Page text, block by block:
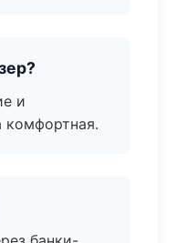
и
комфортная.